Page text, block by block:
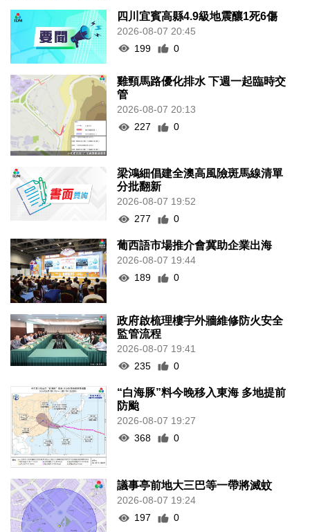
四川宜賓高縣4.9級地震釀1死6傷
2026-08-07 20:45
199
0
雞頸馬路優化排水 下週一起臨時交
管
2026-08-07 20:13
227
0
梁鴻細倡建全澳高風險斑馬線清單
分批翻新
2026-08-07 19:52
277
0
葡西語市場推介會冀助企業出海
2026-08-07 19:44
189
0
政府啟梳理樓宇外牆維修防火安全
監管流程
2026-08-07 19:41
235
0
“白海豚”料今晚移入東海 多地提前
防颱
2026-08-07 19:27
368
0
議事亭前地大三巴等一帶將滅蚊
2026-08-07 19:24
197
0